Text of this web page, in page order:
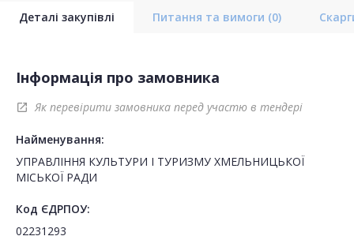
Деталі закупівлі Питання та вимоги (0)
Інформація про замовника
open_in_new Як перевірити замовника перед участю в тендері
Найменування:
УПРАВЛІННЯ КУЛЬТУРИ І ТУРИЗМУ ХМЕЛЬНИЦЬКОЇ
МІСЬКОЇ РАДИ
Код ЄДРПОУ:
02231293